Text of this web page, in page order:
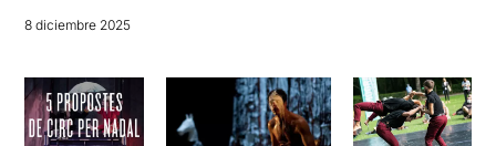
8 diciembre 2025